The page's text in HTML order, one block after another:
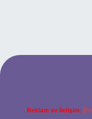
Reklam ve İletişim: E-